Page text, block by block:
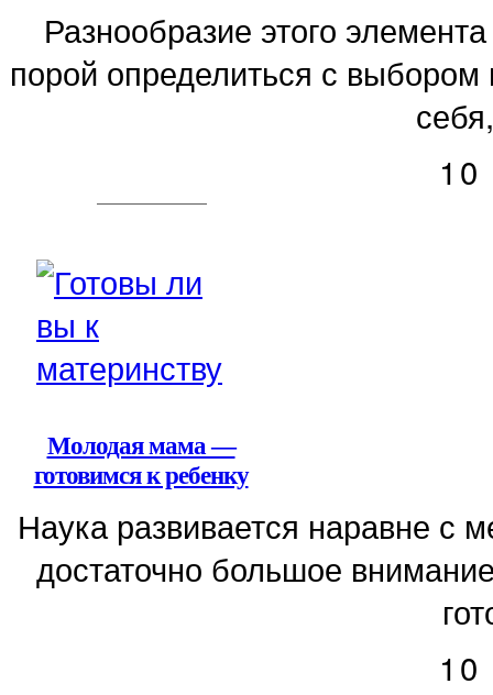
Разнообразие этого
порой определиться с
Молодая мама —
готовимся к ребенку
Наука развивается наравне с
достаточно большое